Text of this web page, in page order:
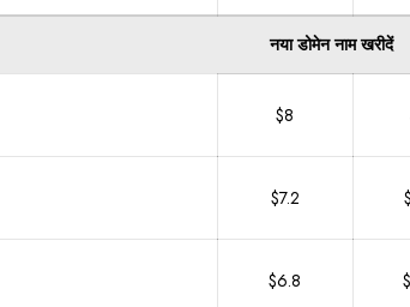
नया डोमेन नाम खरीदें
$8
$7.2
$6.8